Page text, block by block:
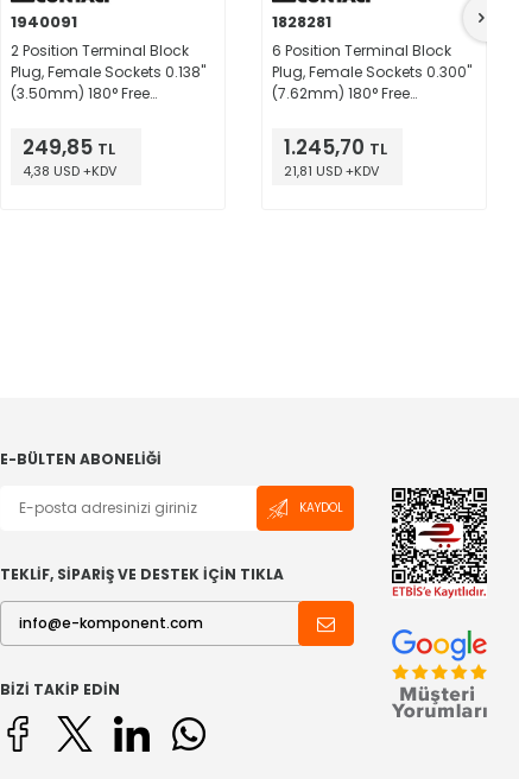
1940091
2 Position Terminal Block
Plug, Female Sockets 0.138"
(3.50mm) 180° Free
249,85 TL
4,38 USD +KDV
1828281
6 Position Terminal Block
Plug, Female Sockets 0.300"
(7.62mm) 180° Free
1.245,70 TL
21,81 USD +KDV
E-BÜLTEN ABONELIĞI
KAYDOL
TEKLİF, SİPARİŞ VE DESTEK İÇİN TIKLA
BIZI TAKIP EDIN